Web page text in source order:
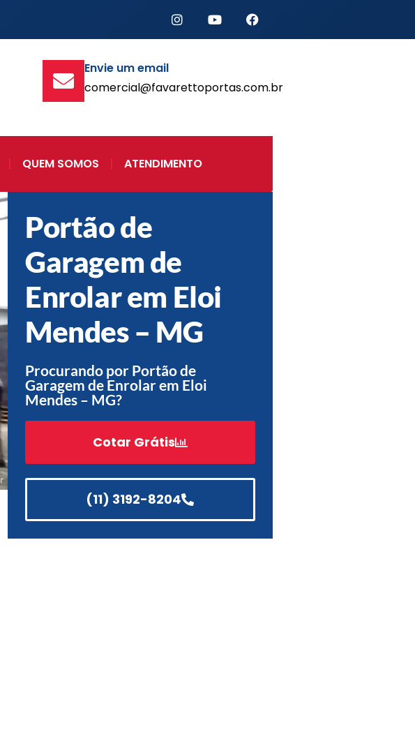
Envie um email
comercial@favarettoportas.com.br
QUEM SOMOS ATENDIMENTO
Portão de
Garagem de
Enrolar em Eloi
Mendes – MG
Procurando por Portão de
Garagem de Enrolar em Eloi
Mendes – MG?
Cotar Grátis
(11) 3192-8204